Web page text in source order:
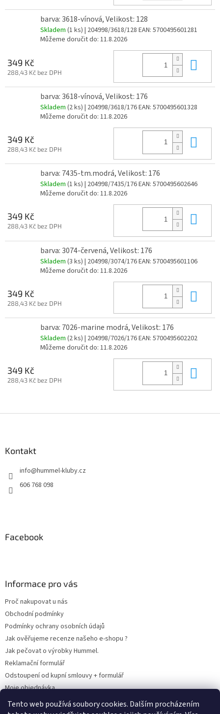
Tento web používá soubory cookies. Dalším procházením
barva: 3618-vínová, Velikost: 128
Skladem (1 ks) | 204998/3618/128 EAN: 5700495601281
Můžeme doručit do: 11.8.2026
349 Kč
288,43 Kč bez DPH
barva: 3618-vínová, Velikost: 176
Skladem (2 ks) | 204998/3618/176EAN: 5700495601328
Můžeme doručit do: 11.8.2026
349 Kč
288,43 Kč bez DPH
barva: 7435-tm.modrá, Velikost: 176
Skladem (1 ks) | 204998/7435/176EAN: 5700495602646
Můžeme doručit do: 11.8.2026
349 Kč
288,43 Kč bez DPH
barva: 3074-červená, Velikost: 176
Skladem (3 ks) | 204998/3074/176EAN: 5700495601106
Můžeme doručit do: 11.8.2026
349 Kč
288,43 Kč bez DPH
barva: 7026-marine modrá, Velikost: 176
Skladem (2 ks) | 204998/7026/176EAN: 5700495602202
Můžeme doručit do: 11.8.2026
349 Kč
288,43 Kč bez DPH
Kontakt
info@hummel-kluby.cz
606 768 098
Facebook
Informace pro vás
Proč nakupovat u nás
Obchodní podmínky
Podmínky ochrany osobních údajů
Jak ověřujeme recenze našeho e-shopu ?
Jak pečovat o výrobky Hummel.
Reklamační formulář
Odstoupení od kupní smlouvy + formulář
Moje objednávka
Odstoupení od smlouvy